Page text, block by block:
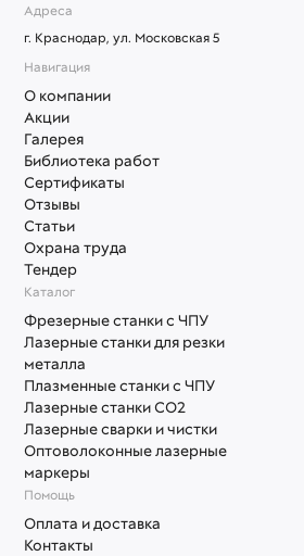
Адреса
г. Краснодар, ул. Московская 5
Помощь
Оплата и доставка
Контакты
Навигация
О компании
Акции
Галерея
Библиотека работ
Сертификаты
Отзывы
Статьи
Охрана труда
Тендер
Каталог
Фрезерные станки с ЧПУ
Лазерные станки для резки
металла
Плазменные станки с ЧПУ
Лазерные станки СО2
Лазерные сварки и чистки
Оптоволоконные лазерные
маркеры